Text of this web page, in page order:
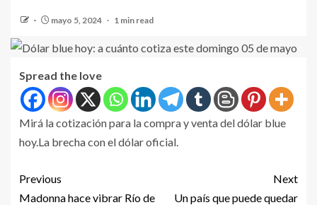
mayo 5, 2024 1 min read
Spread the love
Mirá la cotización para la compra y venta del dólar blue
hoy.La brecha con el dólar oficial.
Previous
Madonna hace vibrar Río de
Next
Un país que puede quedar